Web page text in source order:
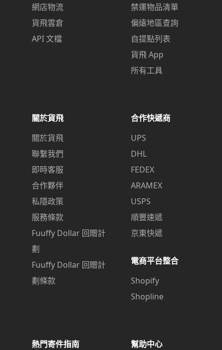
網店物流
貨飛雲倉
API 文檔
禁運物品清單
偏遠地區查詢
自提點列表
貨飛 App
所有工具
關於貨飛
關於貨飛
聯繫我們
即時客服
合作夥伴
私隱政策
服務條款
Fuuffy Dollar 回贈計
劃
Fuuffy Dollar 回贈計
劃條款
合作快遞商
UPS
DHL
FEDEX
ARAMEX
USPS
順豐速遞
京東快遞
電商平台整合
Shopify
Shopline
熱門寄件指南
幫助中心